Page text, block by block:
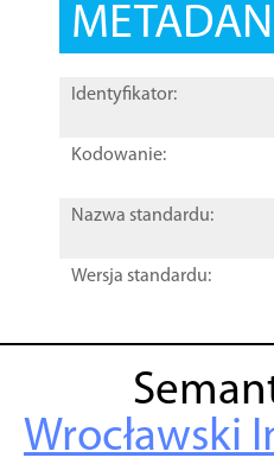
Identyfikator:
Kodowanie:
Nazwa standardu:
Wersja standardu:
Wrocławski